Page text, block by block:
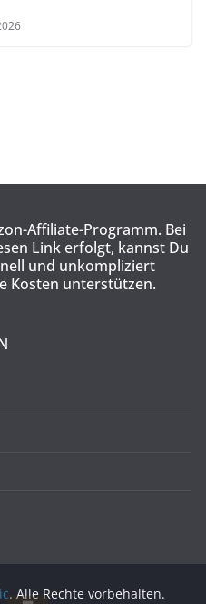
Affiliate-Programm. Bei
Link erfolgt, kannst Du
und unkompliziert
Kosten unterstützen.
. Alle Rechte vorbehalten.